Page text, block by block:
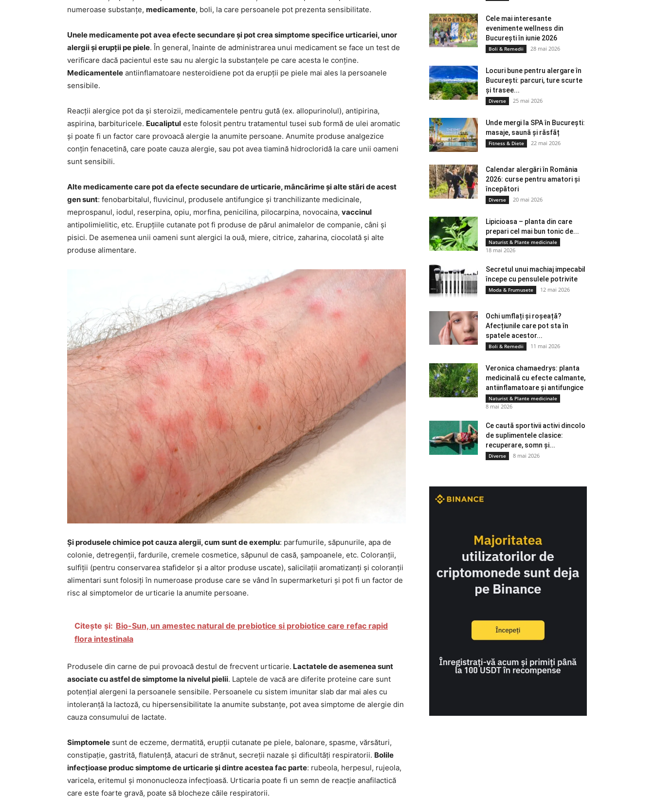
numeroase substanțe, medicamente, boli, la care persoanele pot prezenta sensibilitate.
Unele medicamente pot avea efecte secundare și pot crea simptome specifice urticariei, unor
alergii și erupții pe piele. În general, înainte de administrarea unui medicament se face un test de
verificare dacă pacientul este sau nu alergic la substanțele pe care acesta le conține.
Medicamentele antiinflamatoare nesteroidiene pot da erupții pe piele mai ales la persoanele
sensibile.
Reacții alergice pot da și steroizii, medicamentele pentru gută (ex. allopurinolul), antipirina,
aspirina, barbituricele. Eucaliptul este folosit pentru tratamentul tusei sub formă de ulei aromatic
și poate fi un factor care provoacă alergie la anumite persoane. Anumite produse analgezice
conțin fenacetină, care poate cauza alergie, sau pot avea tiamină hidrocloridă la care unii oameni
sunt sensibili.
Alte medicamente care pot da efecte secundare de urticarie, mâncărime și alte stări de acest
gen sunt: fenobarbitalul, fluvicinul, produsele antifungice și tranchilizante medicinale,
meprospanul, iodul, reserpina, opiu, morfina, penicilina, pilocarpina, novocaina, vaccinul
antipolimielitic, etc. Erupțiile cutanate pot fi produse de părul animalelor de companie, câni și
pisici. De asemenea unii oameni sunt alergici la ouă, miere, citrice, zaharina, ciocolată și alte
produse alimentare.
Și produsele chimice pot cauza alergii, cum sunt de exemplu: parfumurile, săpunurile, apa de
colonie, detregenții, fardurile, cremele cosmetice, săpunul de casă, șampoanele, etc. Coloranții,
sulfiții (pentru conservarea stafidelor și a altor produse uscate), salicilații aromatizanți și coloranții
alimentari sunt folosiți în numeroase produse care se vând în supermarketuri și pot fi un factor de
risc al simptomelor de urticarie la anumite persoane.
Citește și: Bio-Sun, un amestec natural de prebiotice si probiotice care refac rapid
flora intestinala
Produsele din carne de pui provoacă destul de frecvent urticarie. Lactatele de asemenea sunt
asociate cu astfel de simptome la nivelul pielii. Laptele de vacă are diferite proteine care sunt
potențial alergeni la persoanele sensibile. Persoanele cu sistem imunitar slab dar mai ales cu
intoleranță la lactoză, cu hipersensibilitate la anumite substanțe, pot avea simptome de alergie din
cauza consumului de lactate.
Simptomele sunt de eczeme, dermatită, erupții cutanate pe piele, balonare, spasme, vărsături,
constipație, gastrită, flatulență, atacuri de strănut, secreții nazale și dificultăți respiratorii. Bolile
infecțioase produc simptome de urticarie și dintre acestea fac parte: rubeola, herpesul, rujeola,
varicela, eritemul și mononucleoza infecțioasă. Urticaria poate fi un semn de reacție anafilactică
care este foarte gravă, poate să blocheze căile respiratorii.
Cele mai interesante
evenimente wellness din
București în iunie 2026
Boli & Remedii 28 mai 2026
Locuri bune pentru alergare în
București: parcuri, ture scurte
și trasee...
Diverse 25 mai 2026
Unde mergi la SPA în București:
masaje, saună și răsfăț
Fitness & Diete 22 mai 2026
Calendar alergări în România
2026: curse pentru amatori și
începători
Diverse 20 mai 2026
Lipicioasa – planta din care
prepari cel mai bun tonic de...
Naturist & Plante medicinale
18 mai 2026
Secretul unui machiaj impecabil
începe cu pensulele potrivite
Moda & Frumusete 12 mai 2026
Ochi umflați și roșeață?
Afecțiunile care pot sta în
spatele acestor...
Boli & Remedii 11 mai 2026
Veronica chamaedrys: planta
medicinală cu efecte calmante,
antiinflamatoare și antifungice
Naturist & Plante medicinale
8 mai 2026
Ce caută sportivii activi dincolo
de suplimentele clasice:
recuperare, somn și...
Diverse 8 mai 2026